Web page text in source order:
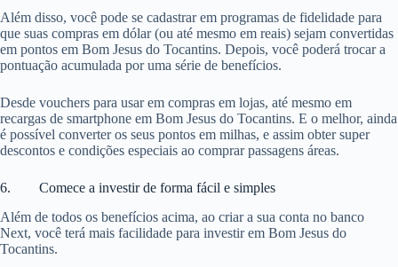
Além disso, você pode se cadastrar em programas de fidelidade para
que suas compras em dólar (ou até mesmo em reais) sejam convertidas
em pontos em Bom Jesus do Tocantins. Depois, você poderá trocar a
pontuação acumulada por uma série de benefícios.
Desde vouchers para usar em compras em lojas, até mesmo em
recargas de smartphone em Bom Jesus do Tocantins. E o melhor, ainda
é possível converter os seus pontos em milhas, e assim obter super
descontos e condições especiais ao comprar passagens áreas.
6. Comece a investir de forma fácil e simples
Além de todos os benefícios acima, ao criar a sua conta no banco
Next, você terá mais facilidade para investir em Bom Jesus do
Tocantins.